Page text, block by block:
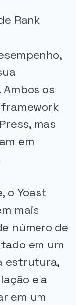
Rank
os
mas
em
o Yoast
mais
número de
em um
estrutura,
e a
em um